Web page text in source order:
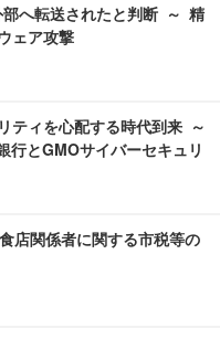
部へ転送されたと判断 ～ 精
ェア攻撃
ティを心配する時代到来 ～
行とGMOサイバーセキュリ
店関係者に関する市税等の